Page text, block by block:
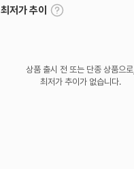
최저가 추이
툴
팁
상품 출시 전 또는 단종 상품으로,
최저가 추이가 없습니다.